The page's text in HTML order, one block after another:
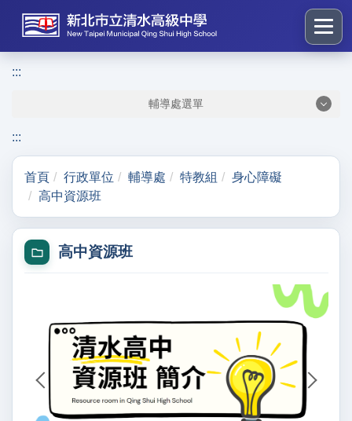
到
塊
:::
輔導處選單
:::
首頁 行政單位 輔導處 特教組
身心障礙
高中資源班
高中資源班